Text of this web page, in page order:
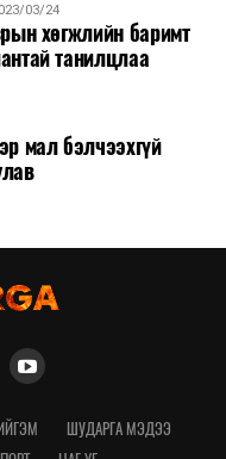
03/24
хөгжлийн баримт
танилцлаа
мал бэлчээхгүй
ШУДАРГА МЭДЭЭ